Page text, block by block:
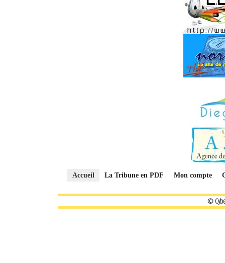
Accueil La Tribune en PDF Mon compte
©